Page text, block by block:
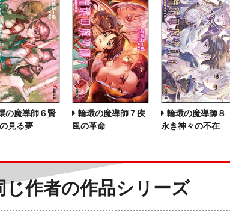
の魔導師６賢
見る夢
輪環の魔導師７疾
風の革命
輪環の魔導師８
永き神々の不在
じ作者の作品シリーズ